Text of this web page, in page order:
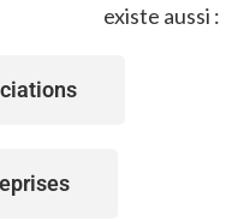
existe aussi :